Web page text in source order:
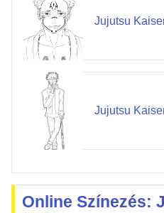
Jujutsu
Jujutsu
Online Színezés: